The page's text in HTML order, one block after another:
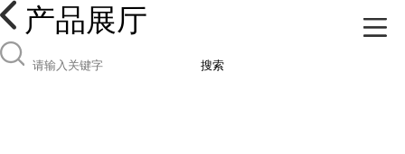
产品展厅
搜索